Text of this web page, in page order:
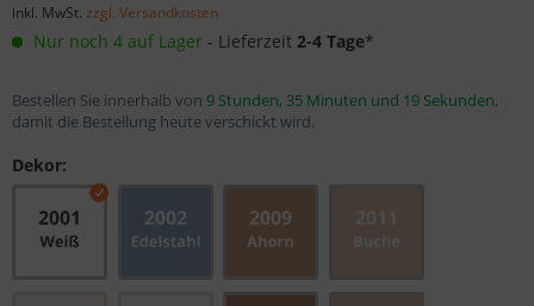
inkl. MwSt. zzgl. Versandkosten
Nur noch 4 auf Lager - Lieferzeit 2-4 Tage*
Bestellen Sie innerhalb von 9 Stunden, 35 Minuten und 18 Sekunden,
damit die Bestellung heute verschickt wird.
Dekor: